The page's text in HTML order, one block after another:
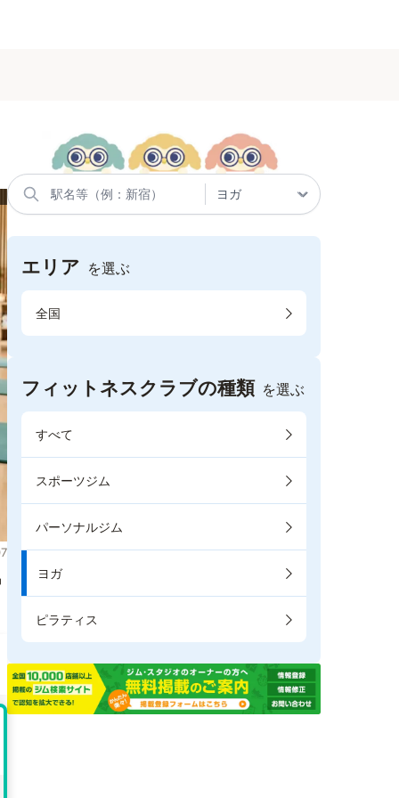
エリア を選ぶ
全国
フィットネスクラブの種類 を選ぶ
すべて
スポーツジム
パーソナルジム
ヨガ
ピラティス